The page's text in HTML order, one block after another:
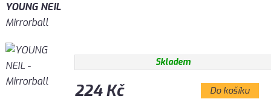
YOUNG NEIL
Mirrorball
Skladem
224 Kč Do košíku